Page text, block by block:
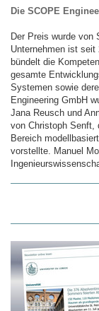
Die SCOPE
Der Preis wurde von
Unternehmen ist seit
bündelt die
gesamte
Systemen sowie
Engineering GmbH
Jana Reusch und
von Christoph Senft,
Bereich
vorstellte. Manuel